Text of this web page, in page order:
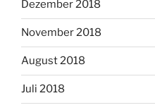
Dezember 2018
November 2018
August 2018
Juli 2018